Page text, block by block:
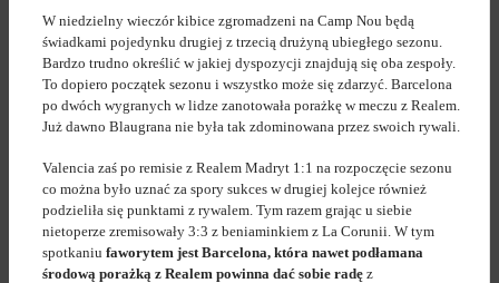
W niedzielny wieczór kibice zgromadzeni na Camp Nou będą
świadkami pojedynku drugiej z trzecią drużyną ubiegłego sezonu.
Bardzo trudno określić w jakiej dyspozycji znajdują się oba zespoły.
To dopiero początek sezonu i wszystko może się zdarzyć. Barcelona
po dwóch wygranych w lidze zanotowała porażkę w meczu z Realem.
Już dawno Blaugrana nie była tak zdominowana przez swoich rywali.
Valencia zaś po remisie z Realem Madryt 1:1 na rozpoczęcie sezonu
co można było uznać za spory sukces w drugiej kolejce również
podzieliła się punktami z rywalem. Tym razem grając u siebie
nietoperze zremisowały 3:3 z beniaminkiem z La Corunii. W tym
spotkaniu faworytem jest Barcelona, która nawet podłamana
środową porażką z Realem powinna dać sobie radę z